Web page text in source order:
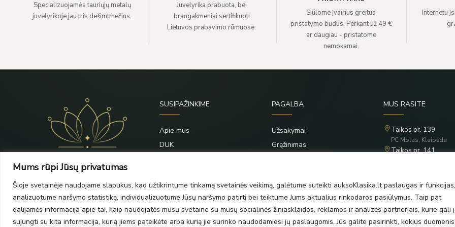
Mums rūpi Jūsų privatumas
Šioje svetainėje naudojame slapukus, kad užtikrintume tinkamą svetainės veikimą, galėtume suteikti auksoKlasika.lt paslaugas ir funkcijas,
analizuotume naršymo statistiką, individualizuotume Jūsų naršymo patirtį bei teiktume Jums aktualius rinkodaros pasiūlymus. Taip pat
dalijamės informacija apie tai, kaip naudojatės mūsų svetaine su mūsų socialinės žiniasklaidos, reklamos ir analizės partneriais, kurie gali
sujungti su kita informacija, kurią jiems pateikėte arba kurią jie surinko naudodamiesi jų paslaugomis. Jūs galite pasirinkti, kokius duomenis
Specializuojamės tauriųjų metalų
juvelyrikoje jau tris dešimtmečius.
Juvelyrika prabuota, bei
brangakmeniai sertifikuoti
Lietuvos prabavimo rūmuose.
Siūlome įvairius greitus
pristatymo būdus. Perkant už 49 €
ar daugiau - pristatome
nemokamai.
Internetu
SUSIPAŽINKIME
Apie mus
DUK
Kontaktai
PAGALBA
Užsakymai
Grąžinimas
MUS RASITE
Taikos pr. 139
PC Molas, Klaipėda
Taikos pr. 141
PC Banginis, Klaipėda